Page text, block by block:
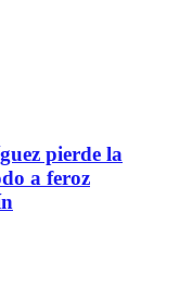
pierde la
a feroz